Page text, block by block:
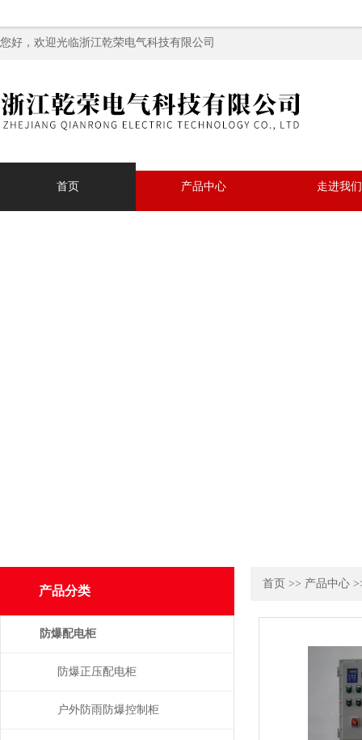
您好，欢迎光临浙江乾荣电气科技有限公司
首页 产品中心 走进我们
首页 >> 产品中心
产品分类
防爆配电柜
防爆正压配电柜
户外防雨防爆控制柜